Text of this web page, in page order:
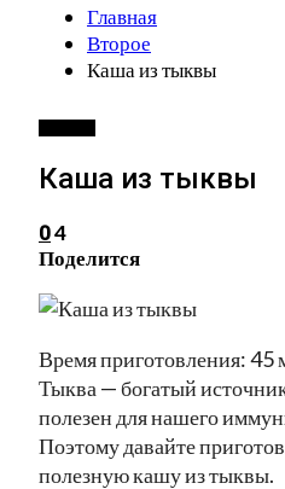
Главная
Второе
Каша из тыквы
Каша из тыквы
04
Поделится
Время приготовления: 45
Тыква — богатый
полезен для нашего
Поэтому давайте
полезную кашу из тыквы.